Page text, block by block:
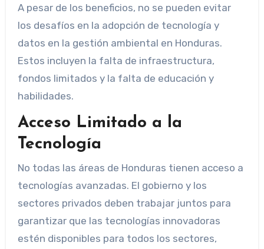
A pesar de los beneficios, no se pueden evitar
los desafíos en la adopción de tecnología y
datos en la gestión ambiental en Honduras.
Estos incluyen la falta de infraestructura,
fondos limitados y la falta de educación y
habilidades.
Acceso Limitado a la
Tecnología
No todas las áreas de Honduras tienen acceso a
tecnologías avanzadas. El gobierno y los
sectores privados deben trabajar juntos para
garantizar que las tecnologías innovadoras
estén disponibles para todos los sectores,